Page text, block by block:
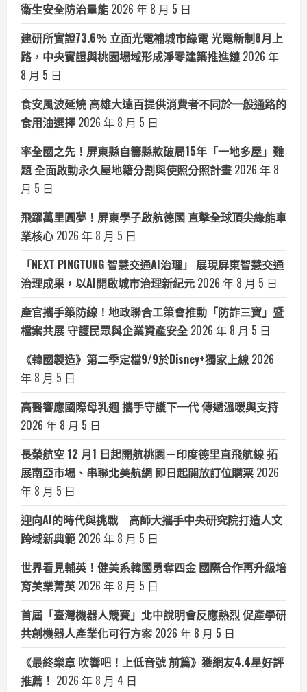
衛生安全防治量能 2026 年 8 月 5 日
建研所實證73.6％ 立面光電補城市綠電 光電新制8月上
路，中央實證與桃園場域形成淨零建築推進鏈 2026 年
8 月 5 日
食安風波延燒 高雄大遠百提供消費者不同於一般通路的
食用油選擇 2026 年 8 月 5 日
率全國之先！屏東縣自籌縣款破局15年「一地多屋」難
題 全面啟動永久屋地籍分割與使照分照計畫 2026 年 8
月 5 日
飛躍萬里圓夢！屏東學子啟航德國 直擊全球頂尖綠能車
業核心 2026 年 8 月 5 日
「NEXT PINGTUNG 智慧交通AI治理」 展現屏東智慧交通
治理成果，以AI開啟城市治理新紀元 2026 年 8 月 5 日
產官攜手築防線！地政聯合工策會推動「防詐三寶」暨
檔案共展 守護民眾與企業資產安全 2026 年 8 月 5 日
《韓國製造》第二季定檔9/9於Disney+獨家上線 2026
年 8 月 5 日
高醫響應國際母乳週 攜手守護下一代 傳遞溫暖與支持
2026 年 8 月 5 日
長榮航空 12 月1 日起開航桃園－印度德里直飛航線 拓
展南亞市場、串聯北美航網 即日起開放訂位購票 2026
年 8 月 5 日
迎向AI的時代與挑戰 高師大攜手中央研究院打造人文
跨域新典範 2026 年 8 月 5 日
世界看見輔英！健美系韓國勇奪四金 國際合作再升級培
育美業菁英 2026 年 8 月 5 日
首屆「臺灣機器人競賽」北中說明會反應熱烈 促產學研
共創機器人產業化可行方案 2026 年 8 月 5 日
《最終樂章 吹響吧！上低音號 前篇》獲網友4.4星好評
推薦！ 2026 年 8 月 4 日